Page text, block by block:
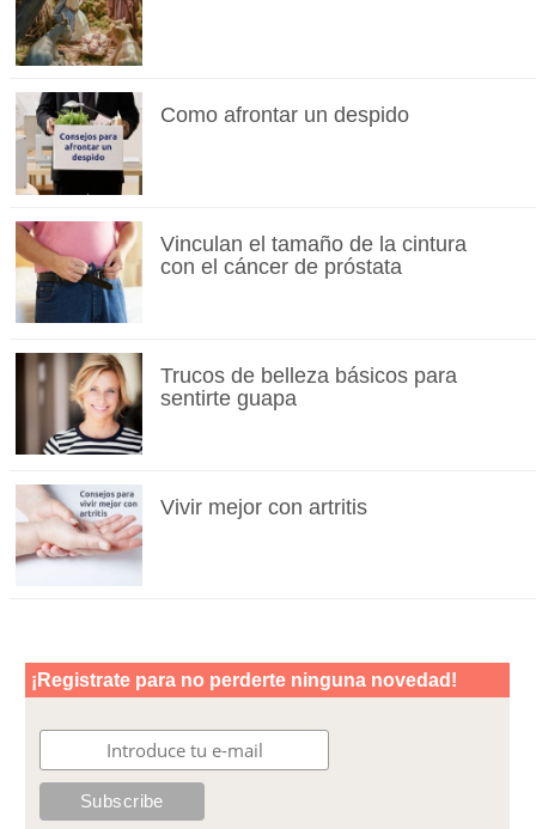
Como afrontar un despido
Vinculan el tamaño de la cintura
con el cáncer de próstata
Trucos de belleza básicos para
sentirte guapa
Vivir mejor con artritis